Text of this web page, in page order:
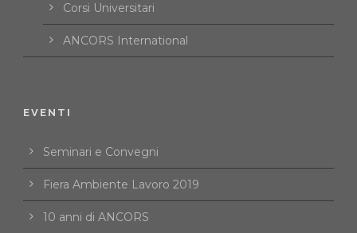
Corsi Universitari
ANCORS International
EVENTI
Seminari e Convegni
Fiera Ambiente Lavoro 2019
10 anni di ANCORS